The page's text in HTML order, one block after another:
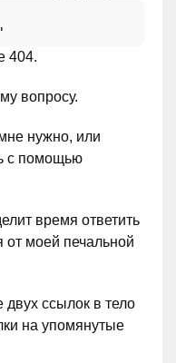
404.
вопросу.
нужно, или
с помощью
время ответить
от моей печальной
двух ссылок в тело
на упомянутые